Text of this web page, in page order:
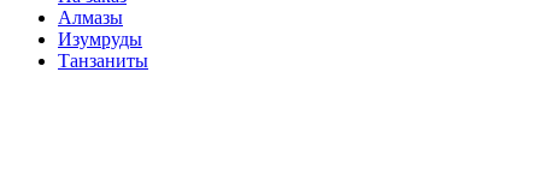
Алмазы
Изумруды
Танзаниты